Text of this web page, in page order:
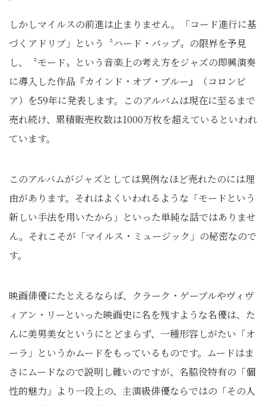
しかしマイルスの前進は止まりません。「コード進行に基
づくアドリブ」という〝ハード・バップ〟の限界を予見
し、〝モード〟という音楽上の考え方をジャズの即興演奏
に導入した作品『カインド・オブ・ブルー』（コロンビ
ア）を59年に発表します。このアルバムは現在に至るまで
売れ続け、累積販売枚数は1000万枚を超えているといわれ
ています。
このアルバムがジャズとしては異例なほど売れたのには理
由があります。それはよくいわれるような「モードという
新しい手法を用いたから」といった単純な話ではありませ
ん。それこそが「マイルス・ミュージック」の秘密なので
す。
映画俳優にたとえるならば、クラーク・ゲーブルやヴィヴ
ィアン・リーといった映画史に名を残すような名優は、た
んに美男美女というにとどまらず、一種形容しがたい「オ
ーラ」というかムードをもっているものです。ムードはま
さにムードなので説明し難いのですが、名脇役特有の「個
性的魅力」より一段上の、主演級俳優ならではの「その人